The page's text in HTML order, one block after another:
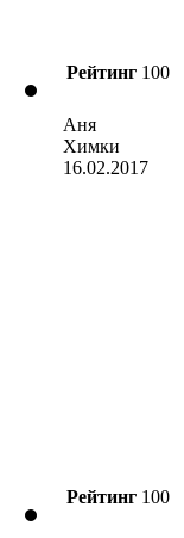
Рейтинг 100
Аня
Химки
16.02.2017
Рейтинг 100